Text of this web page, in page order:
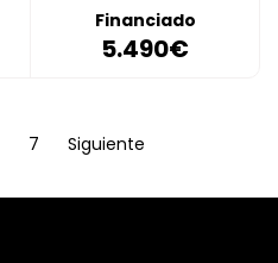
Financiado
5.490€
7 Siguiente